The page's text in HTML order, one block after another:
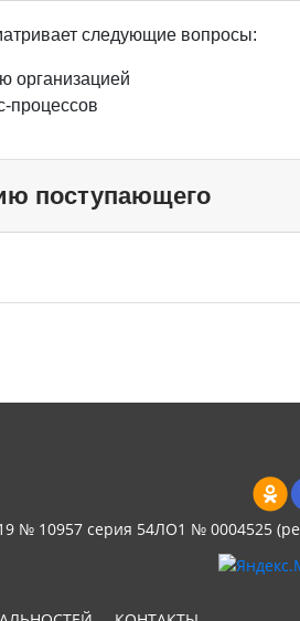
следующие вопросы:
организацией
процессов
поступающего
№ 10957 серия 54ЛО1 № 0004525